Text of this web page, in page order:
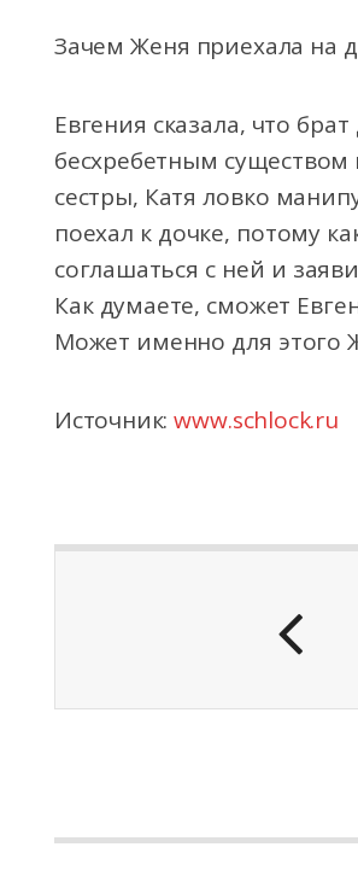
Зачем Женя приехала на
Евгения сказала, что
бесхребетным
сестры, Катя ловко
поехал к дочке, потому
соглашаться с ней и
Как думаете, сможет
Может именно для этого
Источник:www.schlock.ru